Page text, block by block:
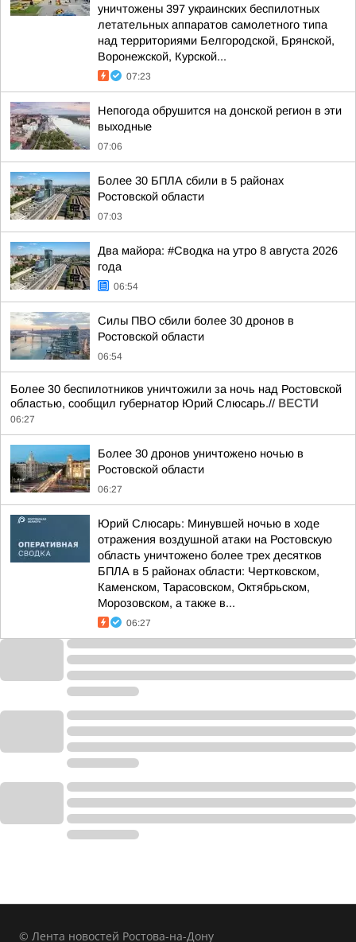
уничтожены 397 украинских беспилотных
летательных аппаратов самолетного типа
над территориями Белгородской, Брянской,
Воронежской, Курской...
07:23
Непогода обрушится на донской регион в эти
выходные
07:06
Более 30 БПЛА сбили в 5 районах
Ростовской области
07:03
Два майора: #Сводка на утро 8 августа 2026
года
06:54
Силы ПВО сбили более 30 дронов в
Ростовской области
06:54
Более 30 беспилотников уничтожили за ночь над Ростовской
областью, сообщил губернатор Юрий Слюсарь.// ВЕСТИ
06:27
Более 30 дронов уничтожено ночью в
Ростовской области
06:27
Юрий Слюсарь: Минувшей ночью в ходе
отражения воздушной атаки на Ростовскую
область уничтожено более трех десятков
БПЛА в 5 районах области: Чертковском,
Каменском, Тарасовском, Октябрьском,
Морозовском, а также в...
06:27
© Лента новостей Ростова-на-Дону